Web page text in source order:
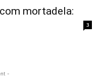
mortadela:
3
-